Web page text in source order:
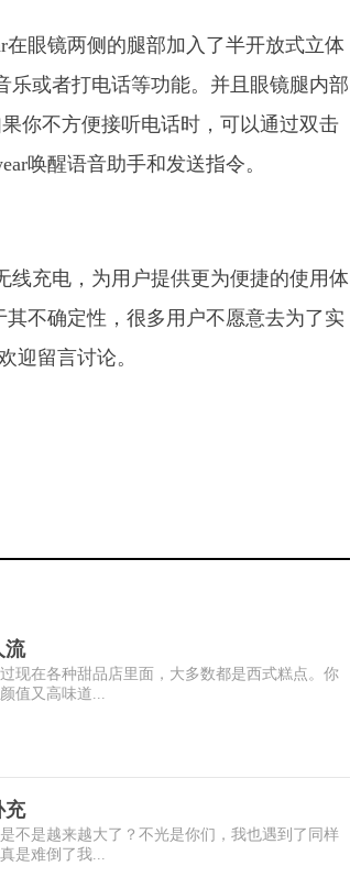
眼镜两侧的腿部加入了半开放式立体
乐或者打电话等功能。并且眼镜腿内部
你不方便接听电话时，可以通过双击
唤醒语音助手和发送指令。
线充电，为用户提供更为便捷的使用体
不确定性，很多用户不愿意去为了实
迎留言讨论。
流
现在各种甜品店里面，大多数都是西式糕点。你
值又高味道...
充
不是越来越大了？不光是你们，我也遇到了同样
是难倒了我...